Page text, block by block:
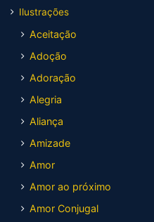
Ilustrações
Aceitação
Adoção
Adoração
Alegria
Aliança
Amizade
Amor
Amor ao próximo
Amor Conjugal